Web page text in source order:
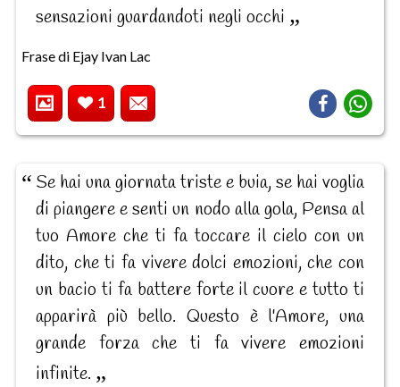
sensazioni guardandoti negli occhi
Frase di Ejay Ivan Lac
1
Se hai una giornata triste e buia, se hai voglia
di piangere e senti un nodo alla gola, Pensa al
tuo Amore che ti fa toccare il cielo con un
dito, che ti fa vivere dolci emozioni, che con
un bacio ti fa battere forte il cuore e tutto ti
apparirà più bello. Questo è l'Amore, una
grande forza che ti fa vivere emozioni
infinite.